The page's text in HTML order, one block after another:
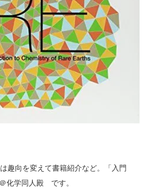
趣向を変えて書籍紹介など。「入門
化学同人殿 です。